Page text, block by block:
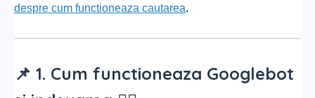
despre cum functioneaza cautarea.
📌 1. Cum functioneaza Googlebot